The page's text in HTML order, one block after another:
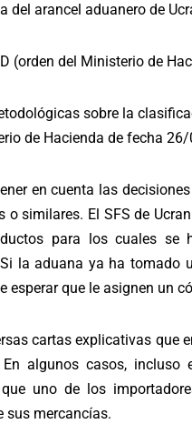
del arancel aduanero de
(orden del Ministerio de
sobre la
de Hacienda de fecha
en cuenta las
o similares. El SFS de
para los cuales se
la aduana ya ha tomado
esperar que le asignen un
cartas explicativas que
En algunos casos,
uno de los
sus mercancías.